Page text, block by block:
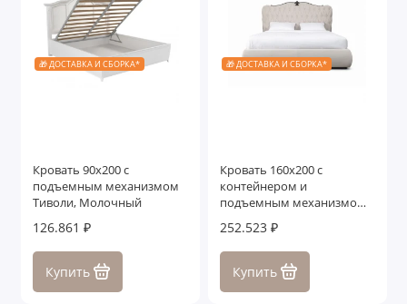
🎁 ДОСТАВКА И СБОРКА*
Кровать 90x200 с
подъемным механизмом
Тиволи, Молочный
126.861 ₽
Купить
🎁 ДОСТАВКА И СБОРКА*
Кровать 160x200 с
контейнером и
подъемным механизмом
252.523 ₽
Купить